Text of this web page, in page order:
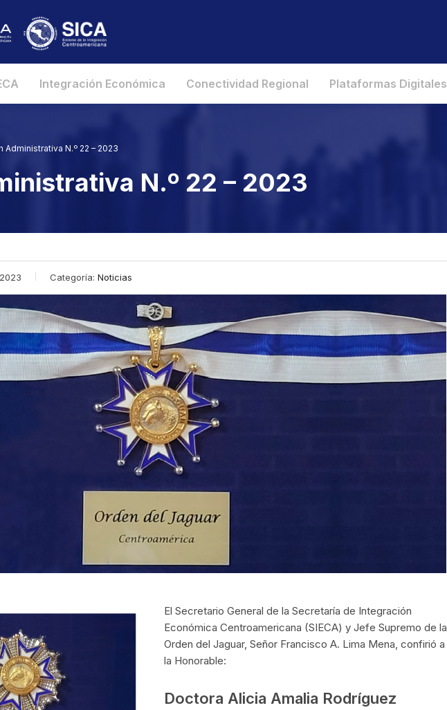
Integración Económica Conectividad Regional Plataformas Digitales
Administrativa N.º 22 – 2023
N.º 22 – 2023
Categoría: Noticias
El Secretario General de la Secretaría de Integración
Económica Centroamericana (SIECA) y Jefe Supremo de la
Orden del Jaguar, Señor Francisco A. Lima Mena, confirió a
la Honorable:
Doctora Alicia Amalia Rodríguez